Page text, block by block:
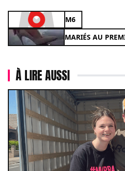
M6
MARIÉS AU
À LIRE AUSSI